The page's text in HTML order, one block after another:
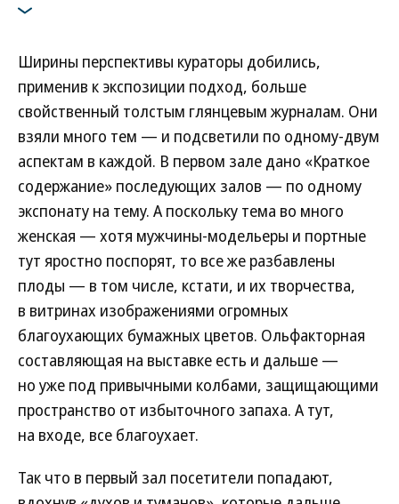
Ширины перспективы кураторы добились,
применив к экспозиции подход, больше
свойственный толстым глянцевым журналам. Они
взяли много тем — и подсветили по одному-двум
аспектам в каждой. В первом зале дано «Краткое
содержание» последующих залов — по одному
экспонату на тему. А поскольку тема во много
женская — хотя мужчины-модельеры и портные
тут яростно поспорят, то все же разбавлены
плоды — в том числе, кстати, и их творчества,
в витринах изображениями огромных
благоухающих бумажных цветов. Ольфакторная
составляющая на выставке есть и дальше —
но уже под привычными колбами, защищающими
пространство от избыточного запаха. А тут,
на входе, все благоухает.
Так что в первый зал посетители попадают,